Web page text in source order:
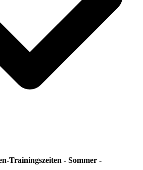
Trainingszeiten - Sommer -